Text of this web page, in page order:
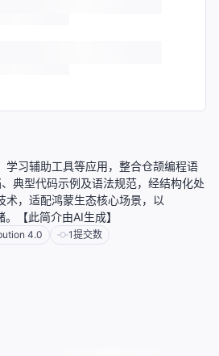
学习辅助工具等应用，整合仓颉编程语
典型代码示例及语法规范，经结构化处
术，适配鸿蒙生态核心场景，以
【此简介由AI生成】
4.0 1提交数